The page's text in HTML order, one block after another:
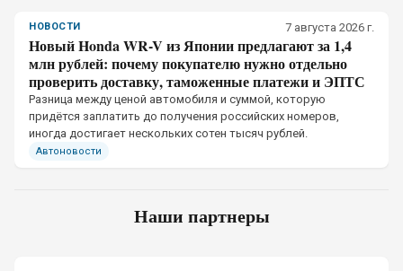
НОВОСТИ 7 августа 2026 г.
Новый Honda WR-V из Японии предлагают за 1,4
млн рублей: почему покупателю нужно отдельно
проверить доставку, таможенные платежи и ЭПТС
Разница между ценой автомобиля и суммой, которую
придётся заплатить до получения российских номеров,
иногда достигает нескольких сотен тысяч рублей.
Автоновости
Наши партнеры